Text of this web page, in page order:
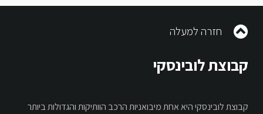
חזרה למעלה
קבוצת לובינסקי
קבוצת לובינסקי היא אחת מיבואניות הרכב הוותיקות והגדולות ביותר